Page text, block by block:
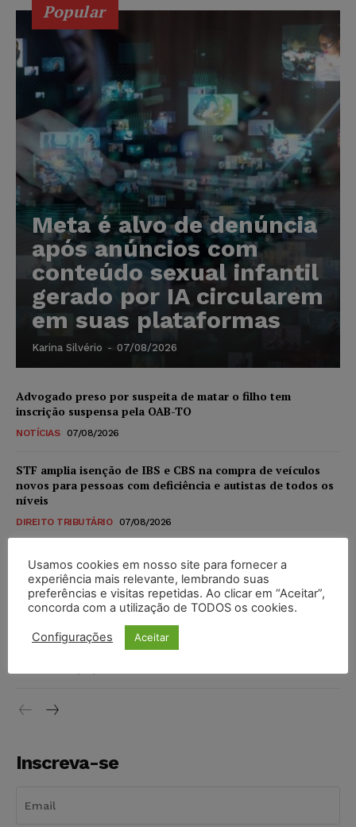
Popular
Meta é alvo de denúncia
após anúncios com
conteúdo sexual infantil
gerado por IA circularem
em suas plataformas
Karina Silvério - 07/08/2026
Advogado preso por suspeita de matar o filho tem
inscrição suspensa pela OAB-TO
NOTÍCIAS 07/08/2026
STF amplia isenção de IBS e CBS na compra de veículos
novos para pessoas com deficiência e autistas de todos os
níveis
DIREITO TRIBUTÁRIO 07/08/2026
Justiça do Trabalho mantém justa causa de empregado que
vendia canetas emagrecedoras no local de trabalho
NOTÍCIAS 07/08/2026
Justiça de SP decreta prisão de suspeito investigado na
morte de advogado
Inscreva-se
Usamos cookies em nosso site para fornecer a
experiência mais relevante, lembrando suas
preferências e visitas repetidas. Ao clicar em “Aceitar”,
concorda com a utilização de TODOS os cookies.
Configurações Aceitar